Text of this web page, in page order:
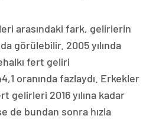
arasındaki fark, gelirlerin
görülebilir. 2005 yılında
fert geliri
oranında fazlaydı. Erkekler
gelirleri 2016 yılına kadar
de bundan sonra hızla